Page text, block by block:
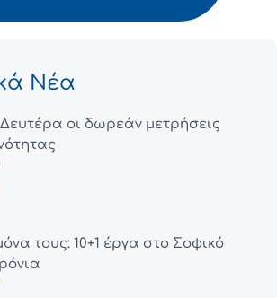
Νέα
Δευτέρα οι δωρεάν μετρήσεις
τους: 10+1 έργα στο Σοφικό